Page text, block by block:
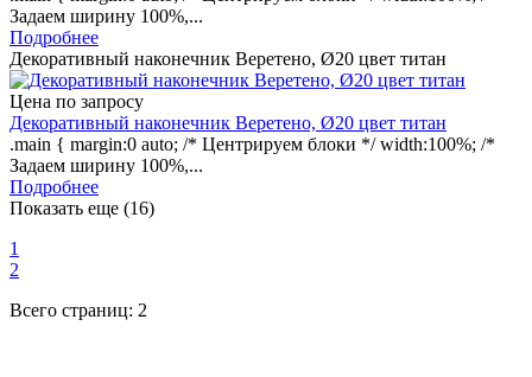
Задаем ширину 100%,...
Подробнее
Декоративный наконечник Веретено, Ø20 цвет титан
Цена по запросу
Декоративный наконечник Веретено, Ø20 цвет титан
.main { margin:0 auto; /* Центрируем блоки */ width:100%; /*
Задаем ширину 100%,...
Подробнее
Показать еще (16)
1
2
Всего страниц: 2